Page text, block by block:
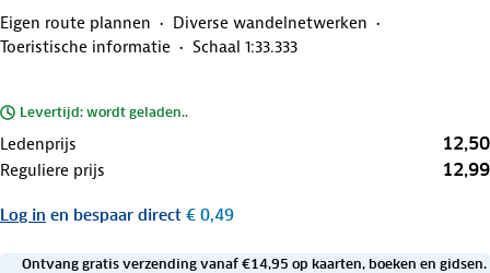
Eigen route plannen
Diverse wandelnetwerken
Toeristische informatie
Schaal 1:33.333
Levertijd: wordt geladen..
Ledenprijs 12,50
Reguliere prijs 12,99
Log in en bespaar direct € 0,49
Ontvang gratis verzending vanaf €14,95 op kaarten, boeken en gidsen.